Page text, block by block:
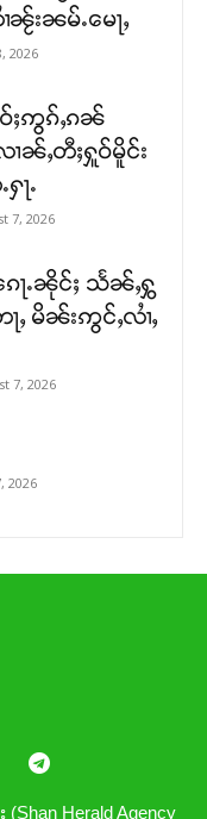
းၼမ်ႉမေႃႇ
2026
ဝ်ႈဢွၵ်ႇၵၼ်
ၼ်ႇတီႈႁူဝ်မိူင်း
ႃႉ
7, 2026
ႃႉၼိုင်ႈ သႅၼ်ႇႁွ
ႇ မိၼ်းဢွင်ႇလၢႆႇ
7, 2026
2026
Herald Agency